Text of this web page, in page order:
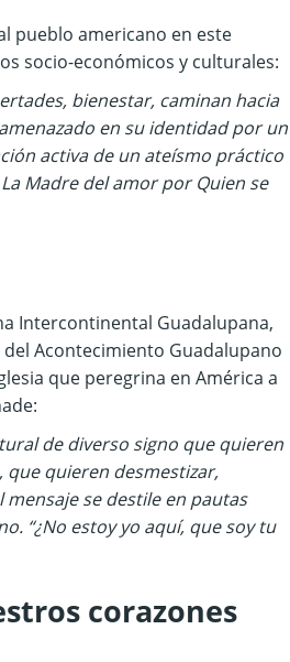
pueblo americano en este
socio-económicos y culturales:
bienestar, caminan hacia
en su identidad por un
activa de un ateísmo práctico
Madre del amor por Quien se
Intercontinental Guadalupana,
Acontecimiento Guadalupano
que peregrina en América a
de diverso signo que quieren
quieren desmestizar,
se destile en pautas
“¿No estoy yo aquí, que soy tu
corazones